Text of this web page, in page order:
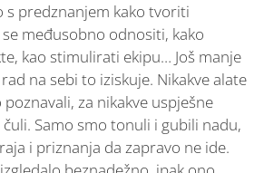
s predznanjem kako tvoriti
međusobno odnositi, kako
kao stimulirati ekipu… Još manje
na sebi to iziskuje. Nikakve alate
za nikakve uspješne
Samo smo tonuli i gubili nadu,
i priznanja da zapravo ne ide.